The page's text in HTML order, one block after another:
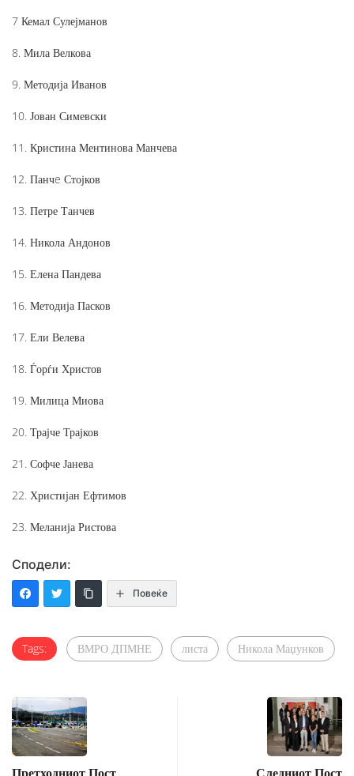
7 Кемал Сулејманов
8. Мила Велкова
9. Методија Иванов
10. Јован Симевски
11. Кристина Ментинова Манчева
12. Панчe Стојков
13. Петре Танчев
14. Никола Андонов
15. Елена Пандева
16. Методија Пасков
17. Ели Велева
18. Ѓорѓи Христов
19. Милица Миова
20. Трајче Трајков
21. Софче Јанева
22. Христијан Ефтимов
23. Меланија Ристова
Сподели:
Повеќе
Tags: ВМРО ДПМНЕ листа Никола Маџунков